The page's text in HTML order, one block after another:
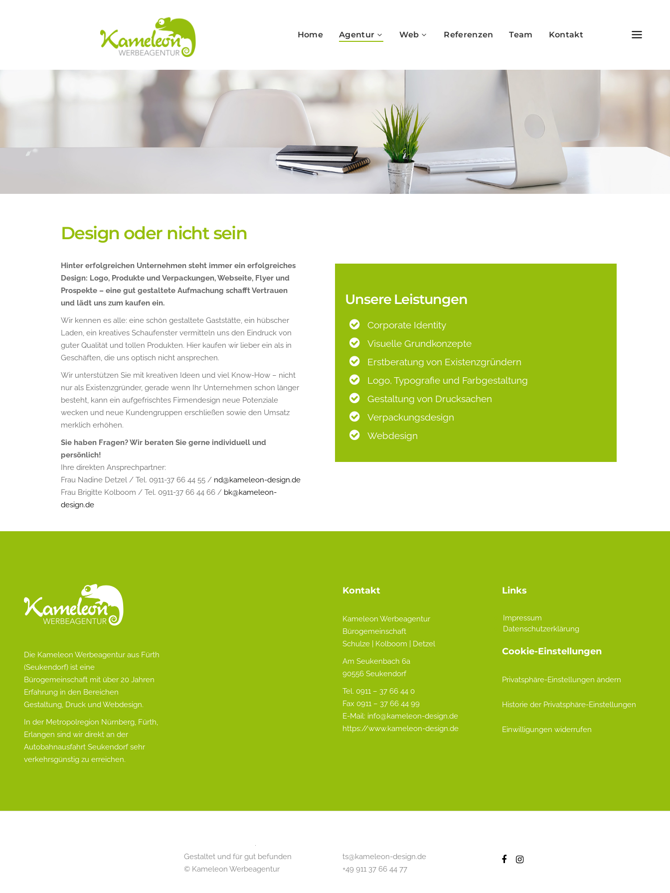
Home Agentur Web Referenzen Team Kontakt
Design oder nicht sein
Hinter erfolgreichen Unternehmen steht immer ein erfolgreiches
Design: Logo, Produkte und Verpackungen, Webseite, Flyer und
Prospekte – eine gut gestaltete Aufmachung schafft Vertrauen
und lädt uns zum kaufen ein.
Wir kennen es alle: eine schön gestaltete Gaststätte, ein hübscher
Laden, ein kreatives Schaufenster vermitteln uns den Eindruck von
guter Qualität und tollen Produkten. Hier kaufen wir lieber ein als in
Geschäften, die uns optisch nicht ansprechen.
Wir unterstützen Sie mit kreativen Ideen und viel Know-How – nicht
nur als Existenzgründer, gerade wenn Ihr Unternehmen schon länger
besteht, kann ein aufgefrischtes Firmendesign neue Potenziale
wecken und neue Kundengruppen erschließen sowie den Umsatz
merklich erhöhen.
Sie haben Fragen? Wir beraten Sie gerne individuell und
persönlich!
Ihre direkten Ansprechpartner:
Frau Nadine Detzel / Tel. 0911-37 66 44 55 / nd@kameleon-design.de
Frau Brigitte Kolboom / Tel. 0911-37 66 44 66 / bk@kameleon-
design.de
Unsere Leistungen
Corporate Identity
Visuelle Grundkonzepte
Erstberatung von Existenzgründern
Logo, Typografie und Farbgestaltung
Gestaltung von Drucksachen
Verpackungsdesign
Webdesign
Die Kameleon Werbeagentur aus Fürth
(Seukendorf) ist eine
Bürogemeinschaft mit über 20 Jahren
Erfahrung in den Bereichen
Gestaltung, Druck und Webdesign.
In der Metropolregion Nürnberg, Fürth,
Erlangen sind wir direkt an der
Autobahnausfahrt Seukendorf sehr
verkehrsgünstig zu erreichen.
Kontakt
Kameleon Werbeagentur
Bürogemeinschaft
Schulze | Kolboom | Detzel
Am Seukenbach 6a
90556 Seukendorf
Tel. 0911 – 37 66 44 0
Fax 0911 – 37 66 44 99
E-Mail: info@kameleon-design.de
https://www.kameleon-design.de
Links
Impressum
Datenschutzerklärung
Cookie-Einstellungen
Privatsphäre-Einstellungen ändern
Historie der Privatsphäre-Einstellungen
Einwilligungen widerrufen
Gestaltet und für gut befunden
© Kameleon Werbeagentur
ts@kameleon-design.de
+49 911 37 66 44 77